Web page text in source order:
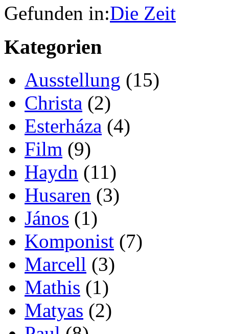
Gefunden in:Die Zeit
Kategorien
Ausstellung (15)
Christa (2)
Esterháza (4)
Film (9)
Haydn (11)
Husaren (3)
János (1)
Komponist (7)
Marcell (3)
Mathis (1)
Matyas (2)